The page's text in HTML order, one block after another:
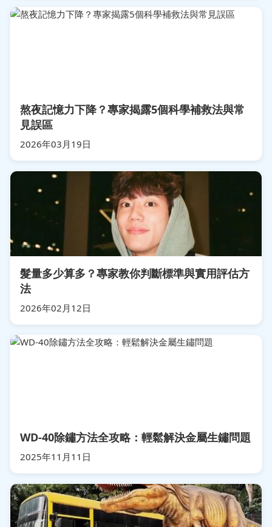
熬夜記憶力下降？專家揭露5個科學補救法與常
見誤區
2026年03月19日
髮量多少算多？專家教你判斷標準與實用評估方
法
2026年02月12日
WD-40除鏽方法全攻略：輕鬆解決金屬生鏽問題
2025年11月11日